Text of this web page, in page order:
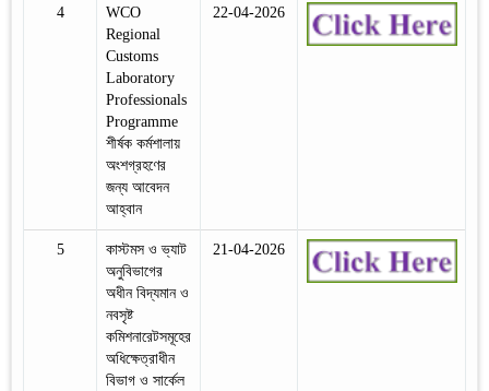
4
WCO
Regional
Customs
Laboratory
Professionals
Programme
শীর্ষক কর্মশালায়
অংশগ্রহণের
জন্য আবেদন
আহ্বান
22-04-2026
5
কাস্টমস ও ভ্যাট
অনুবিভাগের
অধীন বিদ্যমান ও
নবসৃষ্ট
কমিশনারেটসমূহের
অধিক্ষেত্রাধীন
বিভাগ ও সার্কেল
21-04-2026